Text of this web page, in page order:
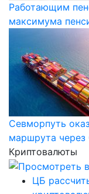
Работающим
максимума
Севморпуть
маршрута через
Криптовалюты
ЦБ